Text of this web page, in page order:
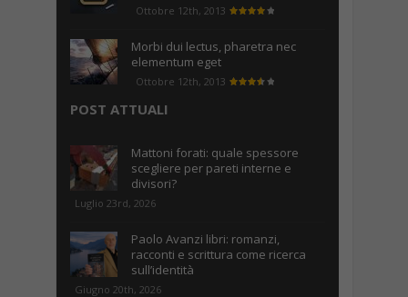
Ottobre 12th, 2013
Morbi dui lectus, pharetra nec
elementum eget
Ottobre 12th, 2013
POST ATTUALI
Mattoni forati: quale spessore
scegliere per pareti interne e
divisori?
Luglio 23rd, 2026
Paolo Avanzi libri: romanzi,
racconti e scrittura come ricerca
sull’identità
Giugno 20th, 2026